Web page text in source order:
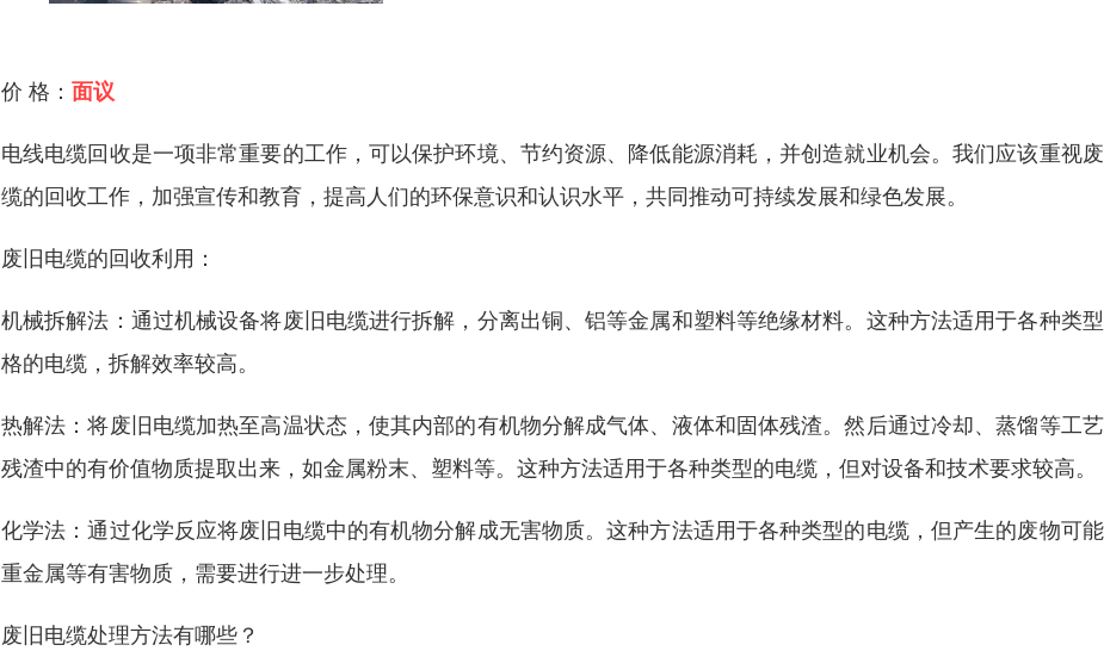
价 格： 面议
电线电缆回收是一项非常重要的工作，可以保护环境、节约资源、降低能源消耗，并创造就业机会。我们应该重视
缆的回收工作，加强宣传和教育，提高人们的环保意识和认识水平，共同推动可持续发展和绿色发展。
废旧电缆的回收利用：
机械拆解法：通过机械设备将废旧电缆进行拆解，分离出铜、铝等金属和塑料等绝缘材料。这种方法适用于各种类
格的电缆，拆解效率较高。
热解法：将废旧电缆加热至高温状态，使其内部的有机物分解成气体、液体和固体残渣。然后通过冷却、蒸馏等工
残渣中的有价值物质提取出来，如金属粉末、塑料等。这种方法适用于各种类型的电缆，但对设备和技术要求较高。
化学法：通过化学反应将废旧电缆中的有机物分解成无害物质。这种方法适用于各种类型的电缆，但产生的废物可
重金属等有害物质，需要进行进一步处理。
废旧电缆处理方法有哪些？